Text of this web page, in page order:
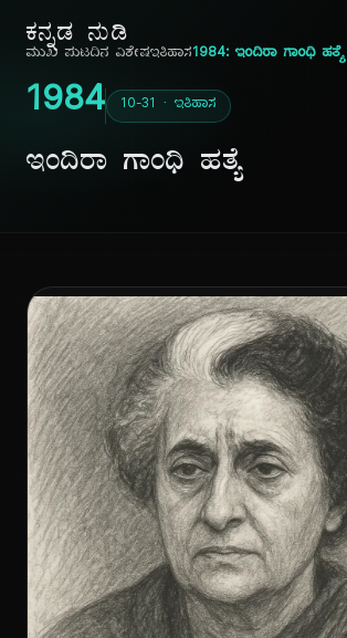
ಕನ್ನಡ ನುಡಿ
ಮುಖ ಪುಟದಿನ ವಿಶೇಷಇತಿಹಾಸ1984: ಇಂದಿರಾ ಗಾಂಧಿ ಹತ್ಯೆ
1984 10-31 · ಇತಿಹಾಸ
ಇಂದಿರಾ ಗಾಂಧಿ ಹತ್ಯೆ